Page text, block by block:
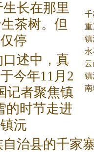
茶
长在那里
茶树。 但
停
述中，真
今年11月2
记者聚焦镇
的时节走进
沅
治县的千家